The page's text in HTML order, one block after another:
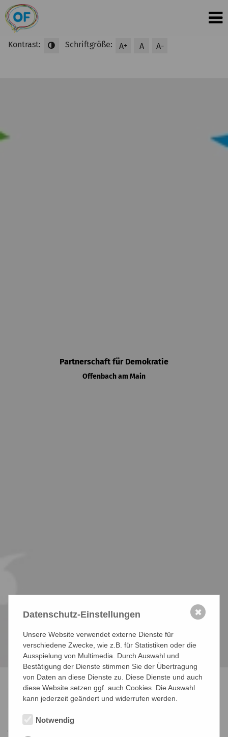
Kontrast: Schriftgröße: A+ A A-
Partnerschaft für Demokratie
Offenbach am Main
21.12.2021
Zusammenleben ist Arbeit – die
Datenschutz-Einstellungen
Unsere Website verwendet externe Dienste für
verschiedene Zwecke, wie z.B. für Statistiken oder die
Ausspielung von Multimedia. Durch Auswahl und
Bestätigung der Dienste stimmen Sie der Übertragung
von Daten an diese Dienste zu. Diese Dienste und auch
diese Website setzen ggf. auch Cookies. Die Auswahl
kann jederzeit geändert und widerrufen werden.
Notwendig
✖